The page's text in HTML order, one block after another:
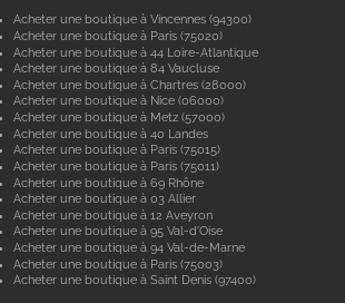
Acheter une boutique à Vincennes (94300)
Acheter une boutique à Paris (75020)
Acheter une boutique à 44 Loire-Atlantique
Acheter une boutique à 84 Vaucluse
Acheter une boutique à Chartres (28000)
Acheter une boutique à Nice (06000)
Acheter une boutique à Metz (57000)
Acheter une boutique à 40 Landes
Acheter une boutique à Paris (75015)
Acheter une boutique à Paris (75011)
Acheter une boutique à 69 Rhône
Acheter une boutique à 03 Allier
Acheter une boutique à 12 Aveyron
Acheter une boutique à 95 Val-d'Oise
Acheter une boutique à 94 Val-de-Marne
Acheter une boutique à Paris (75003)
Acheter une boutique à Saint Denis (97400)